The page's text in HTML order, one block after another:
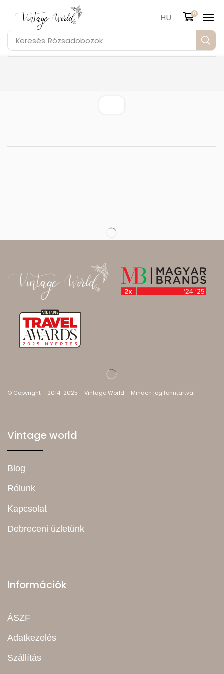
Keresés Rózsadobozok
HU 0
© Copyright – 2014-2025 – Vintage World – Minden jog fenntartva!
Vintage world
Blog
Rólunk
Kapcsolat
Debreceni üzletünk
Információk
ÁSZF
Adatkezelés
Szállítás